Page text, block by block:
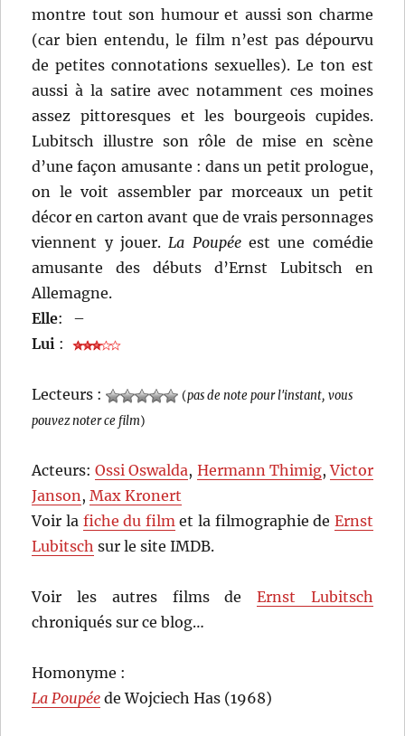
montre tout son humour et aussi son charme
(car bien entendu, le film n’est pas dépourvu
de petites connotations sexuelles). Le ton est
aussi à la satire avec notamment ces moines
assez pittoresques et les bourgeois cupides.
Lubitsch illustre son rôle de mise en scène
d’une façon amusante : dans un petit prologue,
on le voit assembler par morceaux un petit
décor en carton avant que de vrais personnages
viennent y jouer.La Poupéeest une comédie
amusante des débuts d’Ernst Lubitsch en
Allemagne.
Elle:
–
Lui :
Lecteurs : (pas de note pour l'instant, vous
pouvez noter ce film)
Acteurs:Ossi Oswalda, Hermann Thimig,Victor
Janson,Max Kronert
Voir la fiche du filmet la filmographie de Ernst
Lubitsch sur le site IMDB.
Voir les autres films de Ernst Lubitsch
chroniqués sur ce blog…
Homonyme :
La Poupée de Wojciech Has (1968)